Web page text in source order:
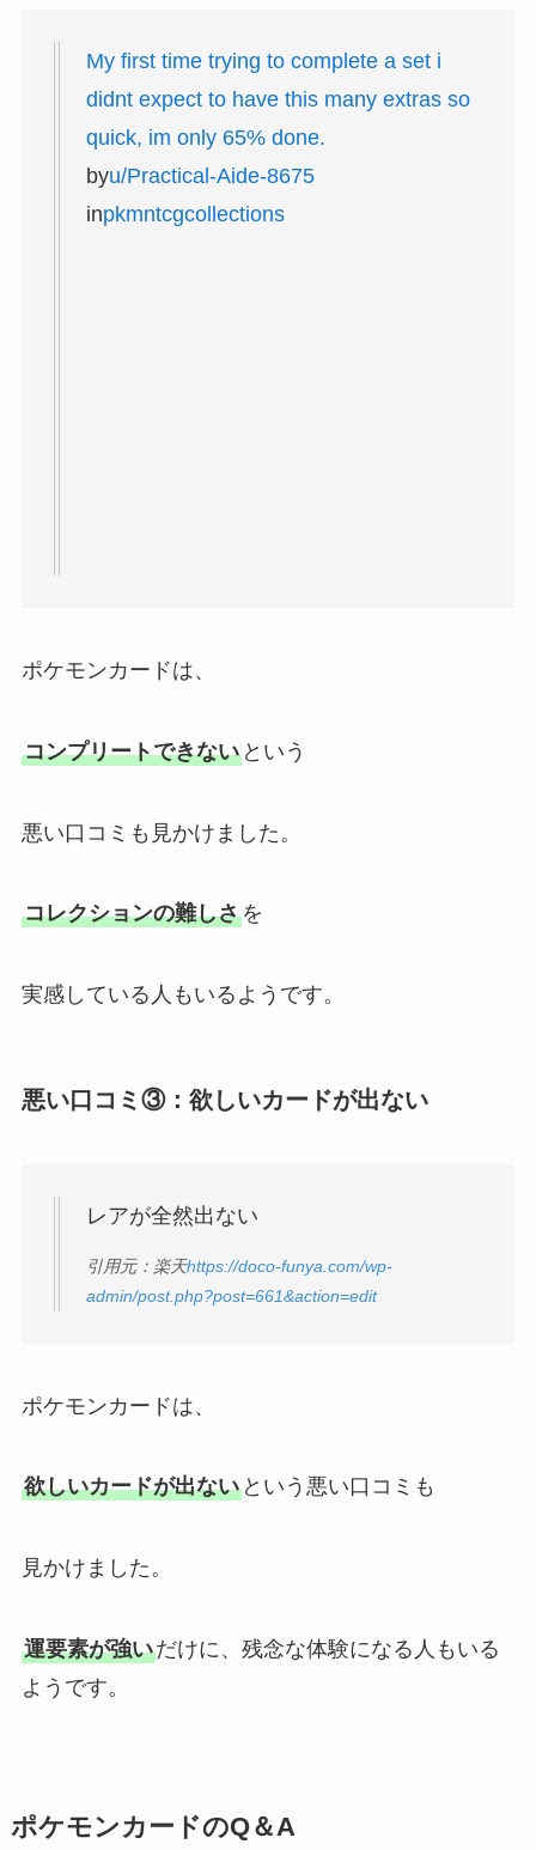
My first time trying to complete a set i
didnt expect to have this many extras so
quick, im only 65% done.
byu/Practical-Aide-8675
inpkmntcgcollections
ポケモンカードは、
コンプリートできないという
悪い口コミも見かけました。
コレクションの難しさを
実感している人もいるようです。
悪い口コミ③：欲しいカードが出ない
レアが全然出ない
引用元：楽天https://doco-funya.com/wp-
admin/post.php?post=661&action=edit
ポケモンカードは、
欲しいカードが出ないという悪い口コミも
見かけました。
運要素が強いだけに、残念な体験になる人もいる
ようです。
ポケモンカードのQ＆A